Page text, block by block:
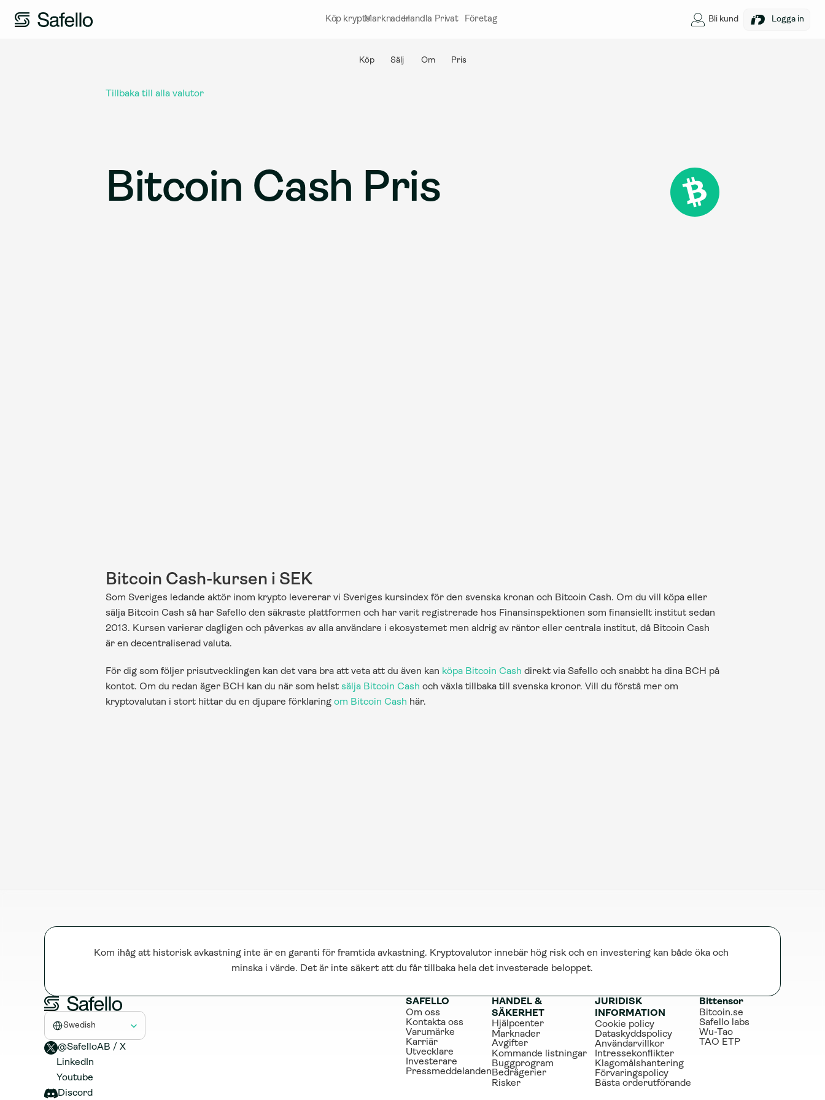
Köp kryptoMarknaderHandla Privat Företag Bli kund Logga in
Köp Sälj Om Pris
Tillbaka till alla valutor
Bitcoin Cash Pris
Bitcoin Cash-kursen i SEK
Som Sveriges ledande aktör inom krypto levererar vi Sveriges kursindex för den svenska kronan och Bitcoin Cash. Om du vill köpa eller
sälja Bitcoin Cash så har Safello den säkraste plattformen och har varit registrerade hos Finansinspektionen som finansiellt institut sedan
2013. Kursen varierar dagligen och påverkas av alla användare i ekosystemet men aldrig av räntor eller centrala institut, då Bitcoin Cash
är en decentraliserad valuta.
För dig som följer prisutvecklingen kan det vara bra att veta att du även kan köpa Bitcoin Cash direkt via Safello och snabbt ha dina BCH på
kontot. Om du redan äger BCH kan du när som helst sälja Bitcoin Cash och växla tillbaka till svenska kronor. Vill du förstå mer om
kryptovalutan i stort hittar du en djupare förklaring om Bitcoin Cash här.
Kom ihåg att historisk avkastning inte är en garanti för framtida avkastning. Kryptovalutor innebär hög risk och en investering kan både öka och
minska i värde. Det är inte säkert att du får tillbaka hela det investerade beloppet.
Select Language
Swedish
@SafelloAB / X
LinkedIn
Youtube
Discord
SAFELLO
Om oss
Kontakta oss
Varumärke
Karriär
Utvecklare
Investerare
Pressmeddelanden
HANDEL &
SÄKERHET
Hjälpcenter
Marknader
Avgifter
Kommande listningar
Buggprogram
Bedrägerier
Risker
JURIDISK
INFORMATION
Cookie policy
Dataskyddspolicy
Användarvillkor
Intressekonflikter
Klagomålshantering
Förvaringspolicy
Bästa orderutförande
Bittensor
Bitcoin.se
Safello labs
Wu-Tao
TAO ETP